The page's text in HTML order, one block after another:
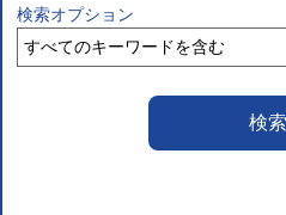
検索オプション